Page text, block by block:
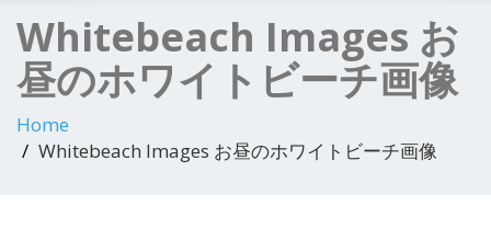
Whitebeach Images お
昼のホワイトビーチ画像
Home
Whitebeach Images お昼のホワイトビーチ画像